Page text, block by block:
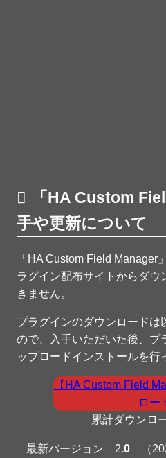
「HA Custom
手や更新について
「HA Custom Field Manager
ラグイン配布サイトからダウ
きません。
プラグインのダウンロードは
ので、入手いただいた後、プ
ップロードインストールを行
【HA Custom Field
ロー
累計ダウンロ
最新バージョン 2 .0（